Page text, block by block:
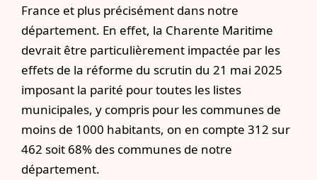
France et plus précisément dans notre
département. En effet, la Charente Maritime
devrait être particulièrement impactée par les
effets de la réforme du scrutin du 21 mai 2025
imposant la parité pour toutes les listes
municipales, y compris pour les communes de
moins de 1000 habitants, on en compte 312 sur
462 soit 68% des communes de notre
département.